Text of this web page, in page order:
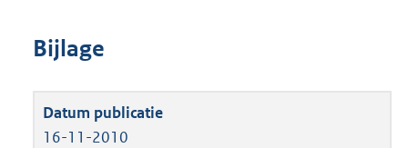
Bijlage
16-11-2010